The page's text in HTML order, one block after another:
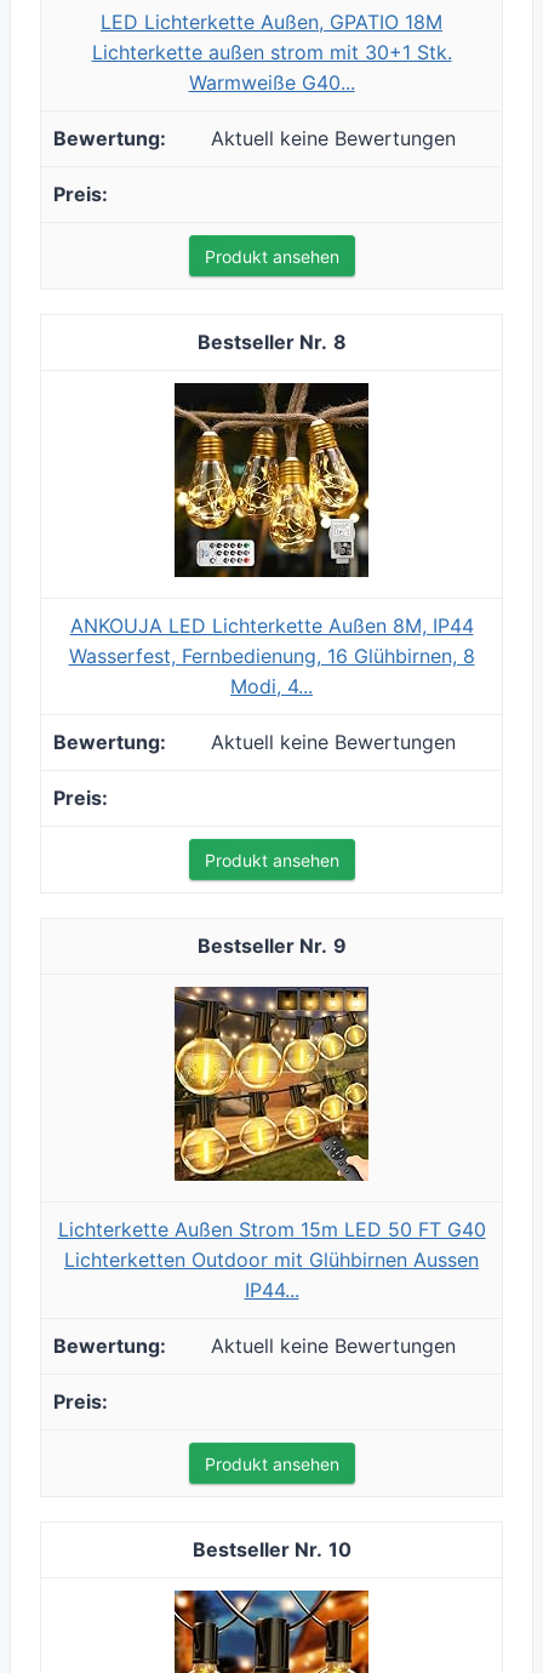
LED Lichterkette Außen, GPATIO 18M
Lichterkette außen strom mit 30+1 Stk.
Warmweiße G40...
Aktuell keine Bewertungen
Produkt ansehen
8
ANKOUJA LED Lichterkette Außen 8M, IP44
Wasserfest, Fernbedienung, 16 Glühbirnen, 8
Modi, 4...
Aktuell keine Bewertungen
Produkt ansehen
9
Lichterkette Außen Strom 15m LED 50 FT G40
Lichterketten Outdoor mit Glühbirnen Aussen
IP44...
Aktuell keine Bewertungen
Produkt ansehen
10